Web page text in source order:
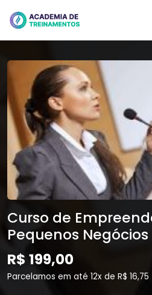
Curso de
Pequenos Negócios
R$ 199,00
Parcelamos em até 12x de R$ 16,75